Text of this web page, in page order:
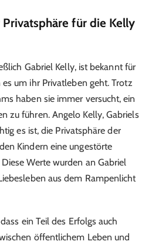
für die Kelly
Gabriel Kelly, ist bekannt für
um ihr Privatleben geht. Trotz
haben sie immer versucht, ein
zu führen. Angelo Kelly, Gabriels
es ist, die Privatsphäre der
Kindern eine ungestörte
Werte wurden an Gabriel
aus dem Rampenlicht
ein Teil des Erfolgs auch
öffentlichem Leben und